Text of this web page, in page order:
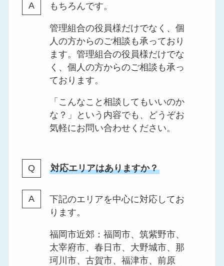
もちろんです。
管理組合の役員様だけでなく、個
人の方からのご相談も承っており
ます。管理組合の役員様だけでな
く、個人の方からのご相談も承っ
ております。
「こんなこと相談してもいいのか
な？」という内容でも、どうぞお
気軽にお問い合わせください。
対応エリアはありますか？
下記のエリアを中心に対応してお
ります。
福岡市近郊：福岡市、筑紫野市、
太宰府市、春日市、大野城市、那
珂川市、古賀市、福津市、前原